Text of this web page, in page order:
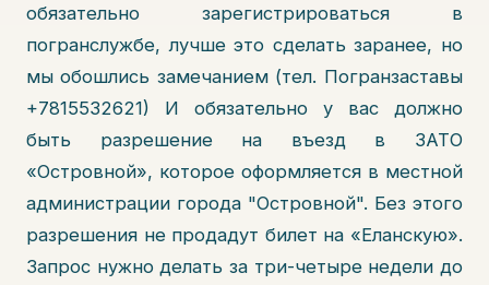
обязательно зарегистрироваться в
погранслужбе, лучше это сделать заранее, но
мы обошлись замечанием (тел. Погранзаставы
+7815532621) И обязательно у вас должно
быть разрешение на въезд в ЗАТО
«Островной», которое оформляется в местной
администрации города "Островной". Без этого
разрешения не продадут билет на «Еланскую».
Запрос нужно делать за три-четыре недели до